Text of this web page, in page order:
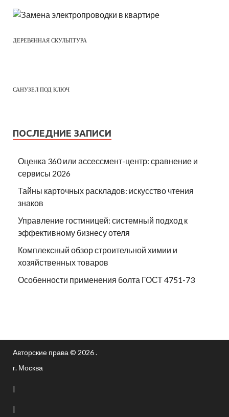
ДЕРЕВЯННАЯ СКУЛЬПТУРА
САНУЗЕЛ ПОД КЛЮЧ
ПОСЛЕДНИЕ ЗАПИСИ
Оценка 360 или ассессмент-центр: сравнение и
сервисы 2026
Тайны карточных раскладов: искусство чтения
знаков
Управление гостиницей: системный подход к
эффективному бизнесу отеля
Комплексный обзор строительной химии и
хозяйственных товаров
Особенности применения болта ГОСТ 4751-73
Авторские права © 2026 .
г. Москва
|
|